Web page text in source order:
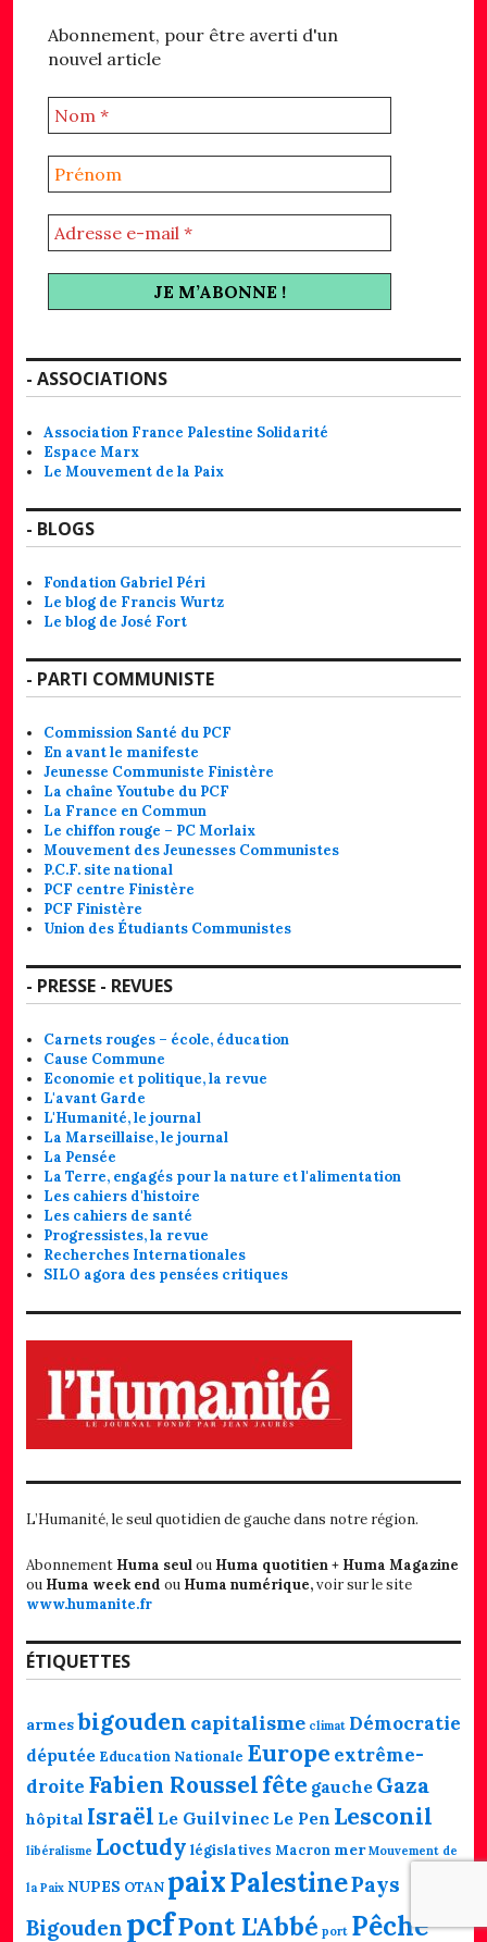
Abonnement, pour être averti d'un
nouvel article
- ASSOCIATIONS
Association France Palestine Solidarité
Espace Marx
Le Mouvement de la Paix
- BLOGS
Fondation Gabriel Péri
Le blog de Francis Wurtz
Le blog de José Fort
- PARTI COMMUNISTE
Commission Santé du PCF
En avant le manifeste
Jeunesse Communiste Finistère
La chaîne Youtube du PCF
La France en Commun
Le chiffon rouge – PC Morlaix
Mouvement des Jeunesses Communistes
P.C.F. site national
PCF centre Finistère
PCF Finistère
Union des Étudiants Communistes
- PRESSE - REVUES
Carnets rouges – école, éducation
Cause Commune
Economie et politique, la revue
L'avant Garde
L'Humanité, le journal
La Marseillaise, le journal
La Pensée
La Terre, engagés pour la nature et l'alimentation
Les cahiers d'histoire
Les cahiers de santé
Progressistes, la revue
Recherches Internationales
SILO agora des pensées critiques
L’Humanité, le seul quotidien de gauche dans notre région.
Abonnement Huma seulou Huma quotitien + Huma Magazine
ou Huma week end ou Huma numérique,voir sur le site
www.humanite.fr
ÉTIQUETTES
armesbigouden capitalisme climat Démocratie
députée Education Nationale Europe extrême-
droite Fabien Rousselfête gauche Gaza
hôpital Israël Le Guilvinec Le Pen Lesconil
libéralisme Loctudy législatives Macron mer Mouvement de
la Paix NUPES OTAN paixPalestinePays
Bigouden pcfPont L'Abbé port Pêche